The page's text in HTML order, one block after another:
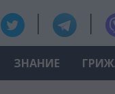
ЗНАНИЕ